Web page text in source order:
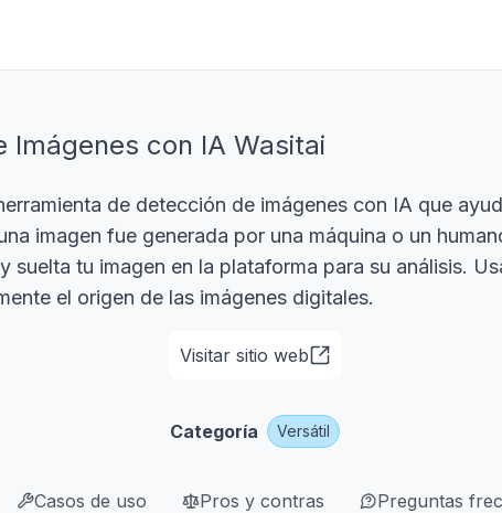
Imágenes con IA Wasitai
de detección de imágenes con IA que
imagen fue generada por una máquina o un
suelta tu imagen en la plataforma para su análisis.
el origen de las imágenes digitales.
Visitar sitio web
Categoría Versátil
Casos de uso Pros y contras Preguntas